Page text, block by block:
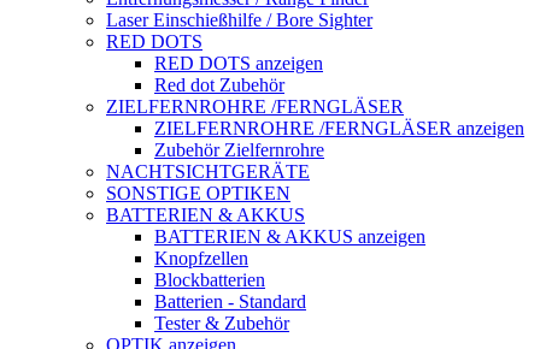
Laser Einschießhilfe / Bore Sighter
RED DOTS
RED DOTS anzeigen
Red dot Zubehör
ZIELFERNROHRE /FERNGLÄSER
ZIELFERNROHRE /FERNGLÄSER anzeigen
Zubehör Zielfernrohre
NACHTSICHTGERÄTE
SONSTIGE OPTIKEN
BATTERIEN & AKKUS
BATTERIEN & AKKUS anzeigen
Knopfzellen
Blockbatterien
Batterien - Standard
Tester & Zubehör
OPTIK anzeigen